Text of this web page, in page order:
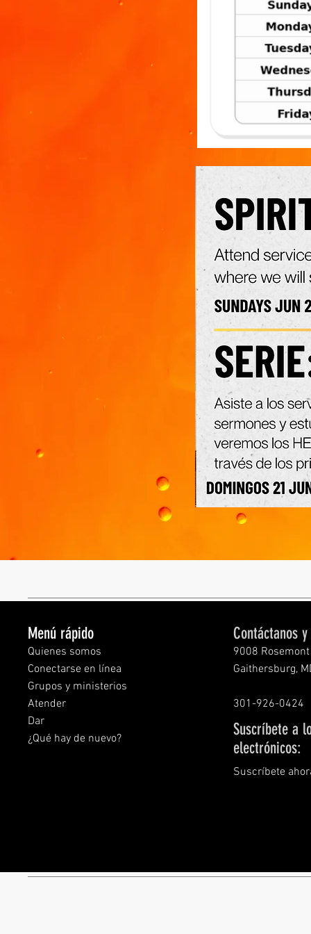
Menú rápido
Quienes somos
Conectarse en línea
Grupos y ministerios
Atender
Dar
¿Qué hay de nuevo?
Contáctanos
9008
Gaithersburg,
301-926-0424
Suscríbete a
electrónicos:
Suscríbete